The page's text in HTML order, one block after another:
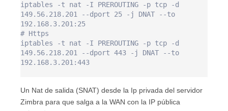
iptables -t nat -I PREROUTING -p tcp -d
149.56.218.201 --dport 25 -j DNAT --to
192.168.3.201:25
# Https
iptables -t nat -I PREROUTING -p tcp -d
149.56.218.201 --dport 443 -j DNAT --to
192.168.3.201:443
Un Nat de salida (SNAT) desde la Ip privada del servidor
Zimbra para que salga a la WAN con la IP pública